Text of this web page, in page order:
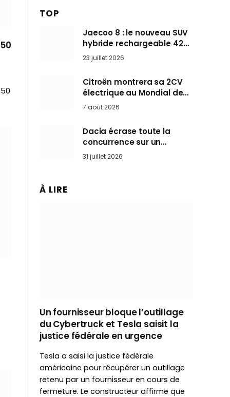
TOP
Jaecoo 8 : le nouveau SUV
hybride rechargeable 428
ch qui vise l’Audi Q7 arrive
en Europe cet automne
23 juillet 2026
Citroën montrera sa 2CV
électrique au Mondial de
Paris pendant que BMW et
7 août 2026
Dacia écrase toute la
concurrence sur un
marché où personne ne
l’attendait
31 juillet 2026
À LIRE
Un fournisseur bloque l’outillage
du Cybertruck et Tesla saisit la
justice fédérale en urgence
Tesla a saisi la justice fédérale
américaine pour récupérer un outillage
retenu par un fournisseur en cours de
fermeture. Le constructeur affirme que